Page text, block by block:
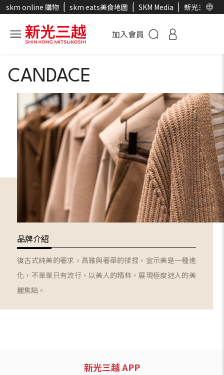
skm online 購物 skm eats美食地圖 SKM Media 新光三越官
加入會員
CANDACE
品牌介紹
復古式純美的奢求，高雅與奢華的揉捏，宣示美是一種進
化，不單單只有流行，以美人的精粹，展現極度迷人的美
麗焦點。
新光三越 APP